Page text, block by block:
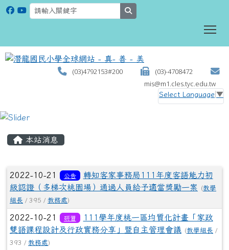
(03)4792153#200
(03)-4708472
mis@m1.cles.tyc.edu.tw
Select Language ▼
本站消息
文章列表
2022-10-21 公告
轉知客家事務局111年度客語能力初
級認證（多梯次桃園場）通過人員給予適當獎勵一案
(教學
組長 / 395 / 教務處)
2022-10-21 研習
111學年度桃一區均質化計畫「家政
雙語課程設計及行政實務分享」暨自主管理會議 (教學組長 /
393 / 教務處)